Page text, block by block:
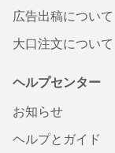
広告出稿について
大口注文について
ヘルプセンター
お知らせ
ヘルプとガイド